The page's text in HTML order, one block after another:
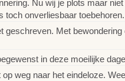
Nu wij je plots maar
toch onverliesbaar toebehoren.
geschreven. Met
in deze moeilijke
weg naar het eindeloze.